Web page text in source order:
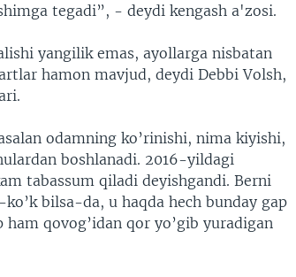
tegadi”, - deydi kengash a'zosi.
yangilik emas, ayollarga nisbatan
hamon mavjud, deydi Debbi Volsh,
odamning ko’rinishi, nima kiyishi,
boshlanadi. 2016-yildagi
tabassum qiladi deyishgandi. Berni
bilsa-da, u haqda hech bunday gap
qovog’idan qor yo’gib yuradigan